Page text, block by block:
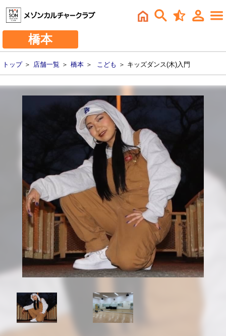
橋本
トップ＞ 店舗一覧 ＞ 橋本 ＞ こども ＞ キッズダンス(木)入門